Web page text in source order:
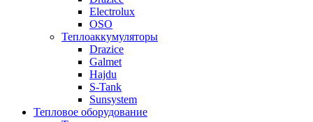
Electrolux
OSO
Теплоаккумуляторы
Drazice
Galmet
Hajdu
S-Tank
Sunsystem
Тепловое оборудование